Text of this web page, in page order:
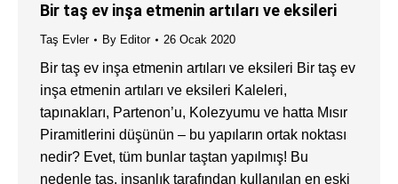
Bir taş ev inşa etmenin artıları ve eksileri
Taş Evler By Editor 26 Ocak 2020
Bir taş ev inşa etmenin artıları ve eksileri Bir taş ev
inşa etmenin artıları ve eksileri Kaleleri,
tapınakları, Partenon’u, Kolezyumu ve hatta Mısır
Piramitlerini düşünün – bu yapıların ortak noktası
nedir? Evet, tüm bunlar taştan yapılmış! Bu
nedenle taş, insanlık tarafından kullanılan en eski